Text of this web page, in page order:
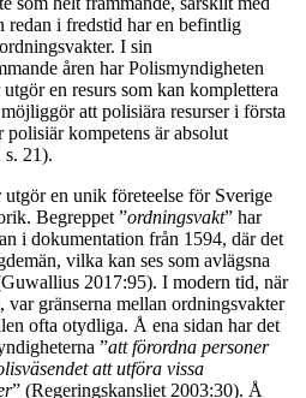
redan i fredstid har en befintlig
I sin
åren har Polismyndigheten
en resurs som kan komplettera
att polisiära resurser i första
polisiär kompetens är absolut
21).
en unik företeelse för Sverige
Begreppet ”ordningsvakt” har
i dokumentation från 1594, där det
vilka kan ses som avlägsna
2017:95). I modern tid, när
var gränserna mellan ordningsvakter
ofta otydliga. Å ena sidan har det
”att förordna personer
att utföra vissa
” (Regeringskansliet 2003:30). Å